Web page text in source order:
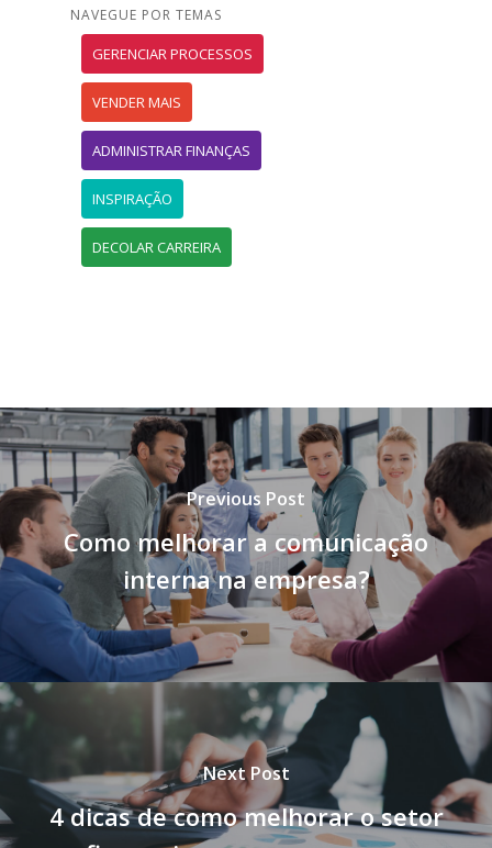
NAVEGUE POR TEMAS
GERENCIAR PROCESSOS
VENDER MAIS
ADMINISTRAR FINANÇAS
INSPIRAÇÃO
DECOLAR CARREIRA
Previous Post
Como melhorar a comunicação
interna na empresa?
Next Post
4 dicas de como melhorar o setor